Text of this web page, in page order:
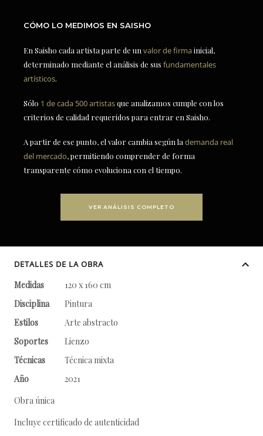
CÓMO LO MEDIMOS EN SAISHO
En Saisho cada artista parte de un valor de firmainicial,
determinado mediante el análisis de sus fundamentales
artísticos.
Sólo 1 de cada 500 artistasque analizamos cumple con los
criterios de calidad requeridos para entrar en Saisho.
A partir de ese punto, el valor cambia según la demanda real
del mercado, permitiendo comprender de forma
transparente cómo evoluciona con el tiempo.
VER ANÁLISIS COMPLETO
DETALLES DE LA OBRA
Medidas
120 x 160 cm
Disciplina
Pintura
Estilos
Arte abstracto
Soportes
Lienzo
Técnicas
Técnica mixta
Año
2021
Obra única
Incluye certificado de autenticidad